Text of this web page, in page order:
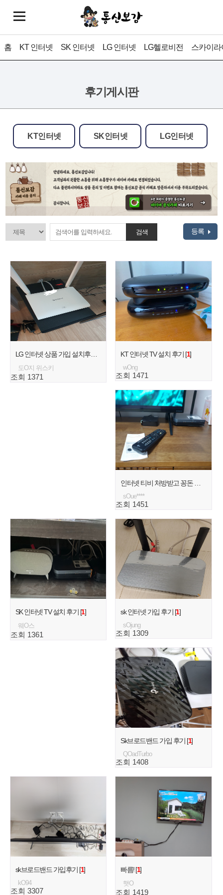
홈 KT 인터넷 SK 인터넷 LG 인터넷 LG헬로비전 스카이라
후기게시판
KT인터넷 SK인터넷 LG인터넷
검색 등록
LG 인터넷 상품 가입 설치후기 [
도O지 위스키
조회 1371
KT 인터넷 TV 설치 후기 [1]
wOng
조회 1471
인터넷 티비 처방받고 꽁돈 벌었어요 [
sOue****
조회 1451
SK 인터넷 TV 설치 후기 [1]
웨O스
조회 1361
sk 인터넷 가입 후기 [1]
sOjung
조회 1309
Sk브로드밴드 가입 후기 [1]
QOadTurbo
조회 1408
sk브로드밴드 가입후기 [1]
kO94
조회 3307
빠름! [1]
햇O
조회 1419